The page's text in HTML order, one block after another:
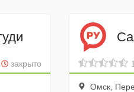
закрыто
Омск,